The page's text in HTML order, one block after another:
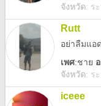
จังหวัด: ร
Rutt
อย่าลืมแอ
เพศ:ชาย
จังหวัด: ร
iceee